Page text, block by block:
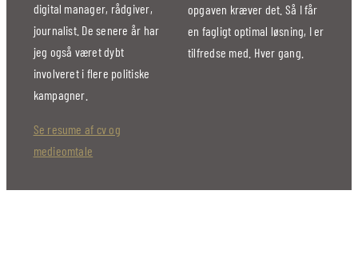
digital manager, rådgiver,
journalist. De senere år har
jeg også været dybt
involveret i flere politiske
kampagner.
Se resume af cv og
medieomtale
opgaven kræver det. Så I får
en fagligt optimal løsning, I er
tilfredse med. Hver gang.